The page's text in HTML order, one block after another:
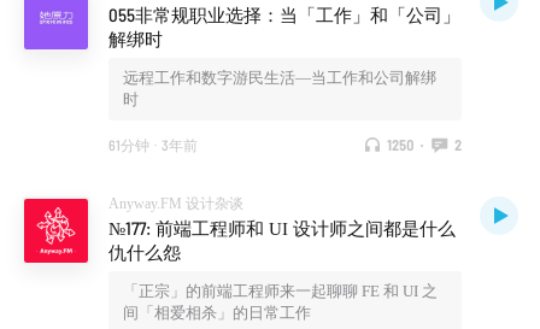
055非常规职业选择：当「工作」和「公司」
解绑时
远程工作和数字游民生活—当工作和公司解绑
时
61分钟 · 3年前 1250 · 2
Anyway.FM 设计杂谈
№177: 前端工程师和 UI 设计师之间都是什么
仇什么怨
「正宗」的前端工程师来一起聊聊 FE 和 UI 之
间「相爱相杀」的日常工作